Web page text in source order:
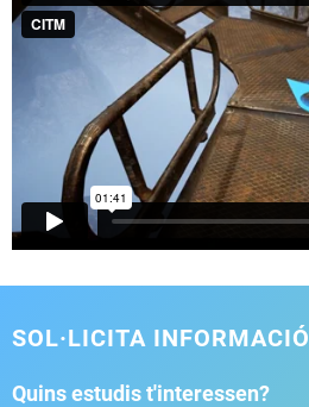
SOL·LICITA INFORMACIÓ
Quins estudis t'interessen?